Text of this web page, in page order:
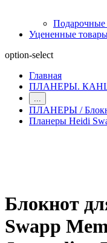
Подарочные
Уцененные
option-select
Главная
ПЛАНЕРЫ.
ПЛАНЕРЫ /
Планеры Heidi
Блокнот
Swapp